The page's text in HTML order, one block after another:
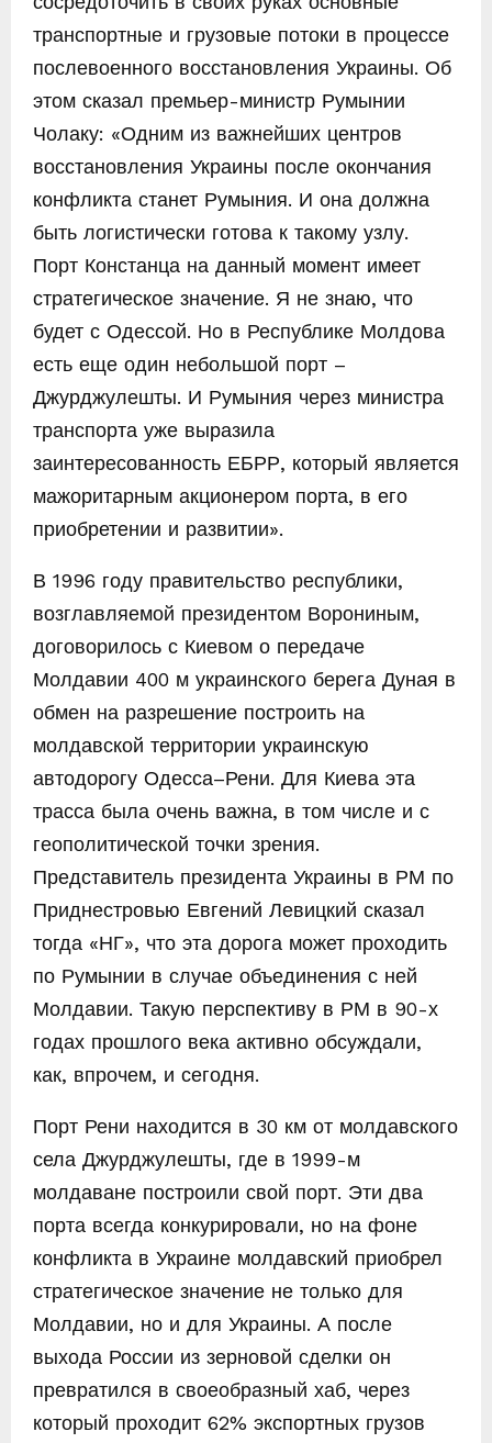
транспортные и грузовые потоки в процессе
послевоенного восстановления Украины. Об
этом сказал премьер-министр Румынии
Чолаку: «Одним из важнейших центров
восстановления Украины после окончания
конфликта станет Румыния. И она должна
быть логистически готова к такому узлу.
Порт Констанца на данный момент имеет
стратегическое значение. Я не знаю, что
будет с Одессой. Но в Республике Молдова
есть еще один небольшой порт –
Джурджулешты. И Румыния через министра
транспорта уже выразила
заинтересованность ЕБРР, который является
мажоритарным акционером порта, в его
приобретении и развитии».
В 1996 году правительство республики,
возглавляемой президентом Ворониным,
договорилось с Киевом о передаче
Молдавии 400 м украинского берега Дуная в
обмен на разрешение построить на
молдавской территории украинскую
автодорогу Одесса–Рени. Для Киева эта
трасса была очень важна, в том числе и с
геополитической точки зрения.
Представитель президента Украины в РМ по
Приднестровью Евгений Левицкий сказал
тогда «НГ», что эта дорога может проходить
по Румынии в случае объединения с ней
Молдавии. Такую перспективу в РМ в 90-х
годах прошлого века активно обсуждали,
как, впрочем, и сегодня.
Порт Рени находится в 30 км от молдавского
села Джурджулешты, где в 1999-м
молдаване построили свой порт. Эти два
порта всегда конкурировали, но на фоне
конфликта в Украине молдавский приобрел
стратегическое значение не только для
Молдавии, но и для Украины. А после
выхода России из зерновой сделки он
превратился в своеобразный хаб, через
который проходит 62% экспортных грузов